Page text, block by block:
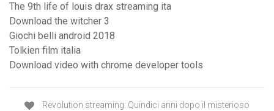
The 9th life of louis drax streaming ita
Download the witcher 3
Giochi belli android 2018
Tolkien film italia
Download video with chrome developer tools
Revolution streaming: Quindici anni dopo il misterioso